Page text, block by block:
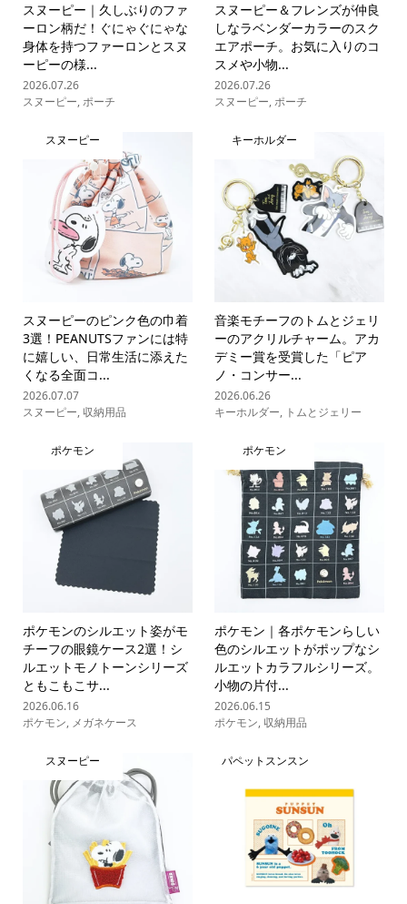
スヌーピー｜久しぶりのファ
ーロン柄だ！ぐにゃぐにゃな
身体を持つファーロンとスヌ
ーピーの様...
2026.07.26
スヌーピー,ポーチ
スヌーピー＆フレンズが仲良
しなラベンダーカラーのスク
エアポーチ。お気に入りのコ
スメや小物...
2026.07.26
スヌーピー,ポーチ
スヌーピー
スヌーピーのピンク色の巾着
3選！PEANUTSファンには特
に嬉しい、日常生活に添えた
くなる全面コ...
2026.07.07
スヌーピー, 収納用品
キーホルダー
音楽モチーフのトムとジェリ
ーのアクリルチャーム。アカ
デミー賞を受賞した「ピア
ノ・コンサー...
2026.06.26
キーホルダー, トムとジェリー
ポケモン
ポケモンのシルエット姿がモ
チーフの眼鏡ケース2選！シ
ルエットモノトーンシリーズ
ともこもこサ...
2026.06.16
ポケモン, メガネケース
ポケモン
ポケモン｜各ポケモンらしい
色のシルエットがポップなシ
ルエットカラフルシリーズ。
小物の片付...
2026.06.15
ポケモン, 収納用品
スヌーピー パペットスンスン